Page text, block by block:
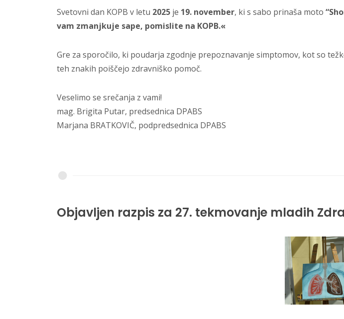
Svetovni dan KOPB v letu 2025 je 19. november, ki s sabo prinaša moto
vam zmanjkuje sape, pomislite na KOPB.«
Gre za sporočilo, ki poudarja zgodnje prepoznavanje simptomov, kot so
teh znakih poiščejo zdravniško pomoč.
Veselimo se srečanja z vami!
mag. Brigita Putar, predsednica DPABS
Marjana BRATKOVIČ, podpredsednica DPABS
Objavljen razpis za 27. tekmovanje mladih